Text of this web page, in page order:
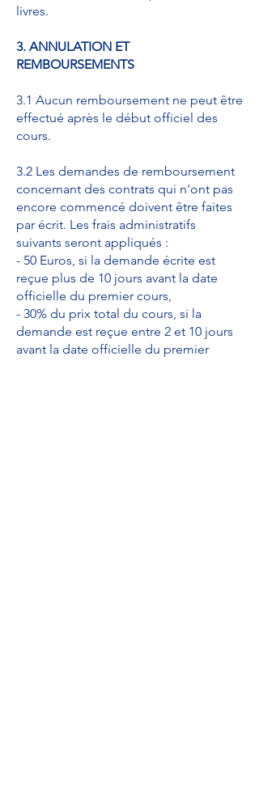
livres.
3. ANNULATION ET
REMBOURSEMENTS
3.1 Aucun remboursement ne peut être
effectué après le début officiel des
cours.
3.2 Les demandes de remboursement
concernant des contrats qui n'ont pas
encore commencé doivent être faites
par écrit. Les frais administratifs
suivants seront appliqués :
- 50 Euros, si la demande écrite est
reçue plus de 10 jours avant la date
officielle du premier cours,
- 30% du prix total du cours, si la
demande est reçue entre 2 et 10 jours
avant la date officielle du premier